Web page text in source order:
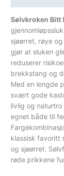
Sølvkroken Bitt
sjøørret, røye
gjør at sluken
reduserer
brekkstang og
Med en lengde
svært gode
livlig og
egnet både til
klassisk favoritt
og sjøørret.
røde prikkene